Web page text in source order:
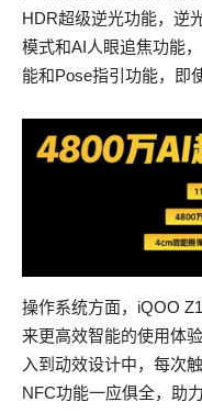
HDR超级逆光功能，逆
模式和AI人眼追焦功能
能和Pose指引功能，即
操作系统方面，iQOO
来更高效智能的使用体
入到动效设计中，每次
NFC功能一应俱全，助